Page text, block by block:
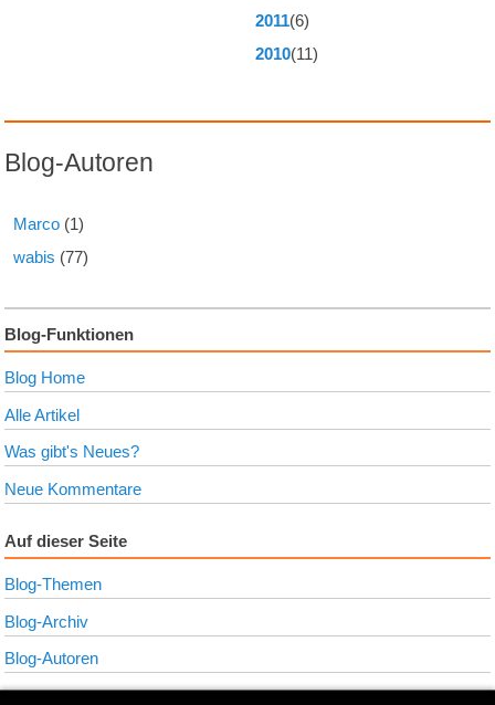
2011(6)
2010(11)
Blog-Autoren
Marco(1)
wabis (77)
Blog-Funktionen
Blog Home
Alle Artikel
Was gibt's Neues?
Neue Kommentare
Auf dieser Seite
Blog-Themen
Blog-Archiv
Blog-Autoren